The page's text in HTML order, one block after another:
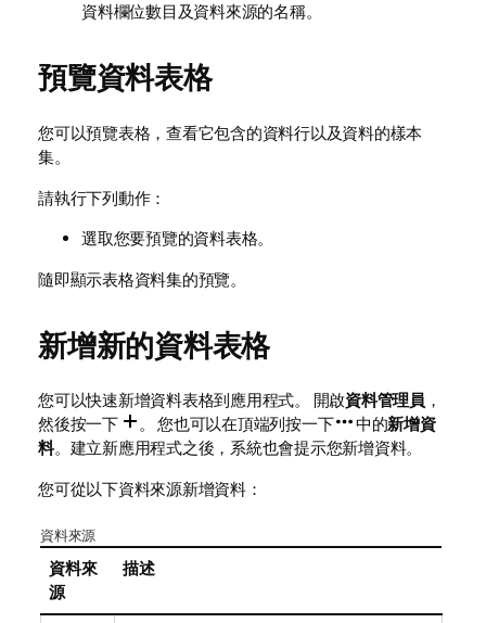
資料欄位數目及資料來源的名稱。
預覽資料表格
您可以預覽表格，查看它包含的資料行以及資料的樣本
集。
請執行下列動作：
選取您要預覽的資料表格。
隨即顯示表格資料集的預覽。
新增新的資料表格
您可以快速新增資料表格到應用程式。 開啟資料管理員 ，
然後按一下
。 您也可以在頂端列按一下 中的新增資
料。 建立新應用程式之後，系統也會提示您新增資料。
您可從以下資料來源新增資料：
資料來源
資料來
源
描述